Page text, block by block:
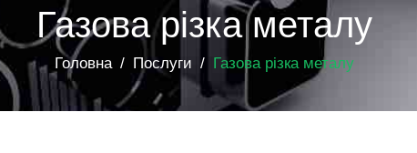
Газова різка металу
Головна Послуги Газова різка металу